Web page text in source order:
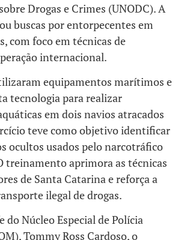
Drogas e Crimes (UNODC). A
buscas por entorpecentes em
com foco em técnicas de
internacional.
equipamentos marítimos e
tecnologia para realizar
em dois navios atracados
teve como objetivo identificar
ocultos usados pelo narcotráfico
treinamento aprimora as técnicas
de Santa Catarina e reforça a
ilegal de drogas.
do Núcleo Especial de Polícia
Tommy Ross Cardoso, o